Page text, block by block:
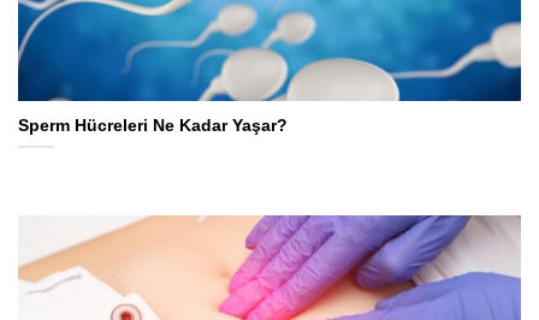
Sperm Hücreleri Ne Kadar Yaşar?